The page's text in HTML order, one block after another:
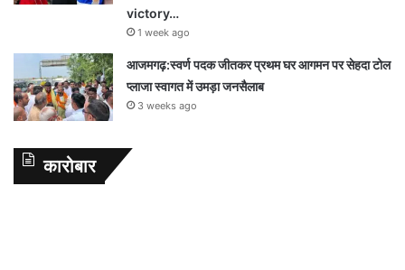
victory…
1 week ago
आजमगढ़:स्वर्ण पदक जीतकर प्रथम घर आगमन पर सेहदा टोल
प्लाजा स्वागत में उमड़ा जनसैलाब
3 weeks ago
कारोबार